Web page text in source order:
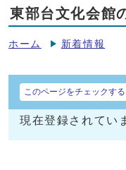
東部台文化会館
ホーム 新着情報
このページをチェックする
現在登録されてい